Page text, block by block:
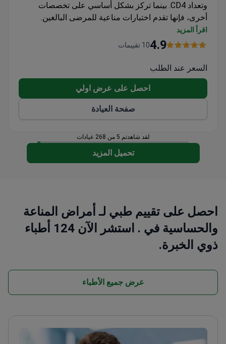
وتعداد CD4. بينما تركز بشكل أساسي على تخصصات
أخرى، فإنها تقدم اختبارات مناعية للمرضى البالغين.
تشخيص فيروس نقص المناعة البشرية متاح مع خيارات
اختبار شاملة
اعتماد الكلية الملكية للجراحين في تايلاند لمعايير الجودة
اقرأ المزيد
4.910 تقييمات
السعر عند الطلب
احصل على عرض اولي
صفحة العيادة
لقد شاهدتم 5 من 268 عيادات
تحميل المزيد
احصل على تقييم طبي لـ أمراض المناعة
والحساسية في . استشر الآن 124 أطباء
ذوي الخبرة.
عرض جميع الأطباء